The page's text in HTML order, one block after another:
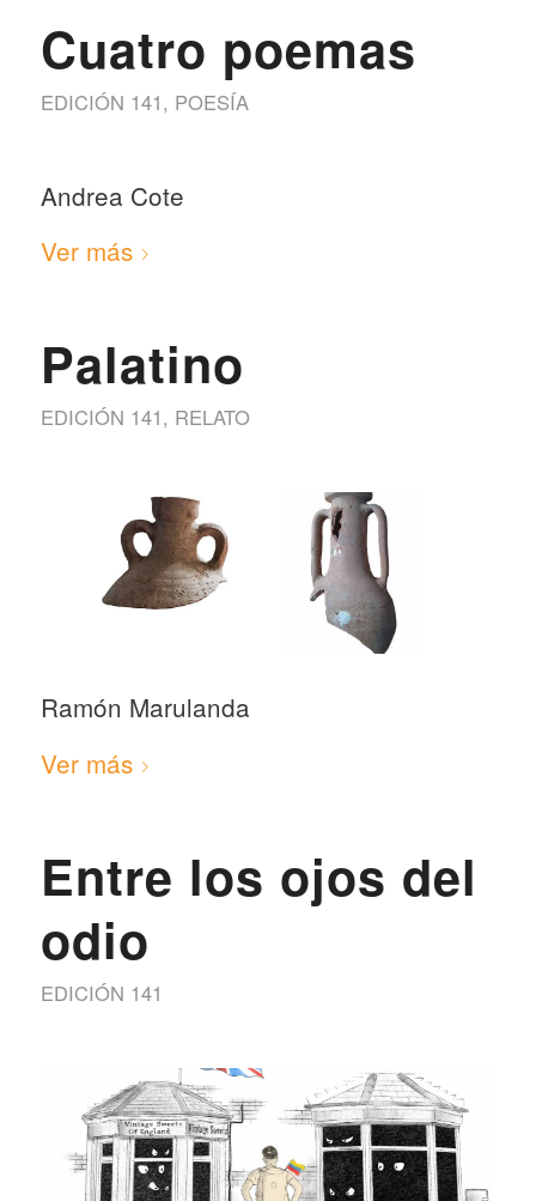
Cuatro poemas
EDICIÓN 141, POESÍA
Andrea Cote
Ver más
Palatino
EDICIÓN 141, RELATO
Ramón Marulanda
Ver más
Entre los ojos del
odio
EDICIÓN 141